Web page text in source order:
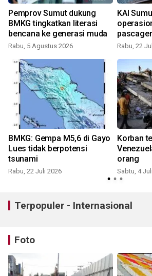
Pemprov Sumut dukung
BMKG tingkatkan literasi
bencana ke generasi muda
Rabu, 5 Agustus 2026
KAI
Rabu, 22
BMKG: Gempa M5,6 di Gayo
Lues tidak berpotensi
tsunami
Rabu, 22 Juli 2026
Korban
orang
Sabtu, 4
Terpopuler - Internasional
Foto